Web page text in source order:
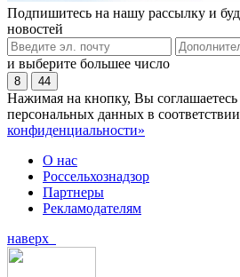
Подпишитесь на нашу рассылку и
новостей
и выберите большее число
8 44
Нажимая на кнопку, Вы соглашаетесь
персональных данных в
конфиденциальности»
О нас
Россельхознадзор
Партнеры
Рекламодателям
наверх